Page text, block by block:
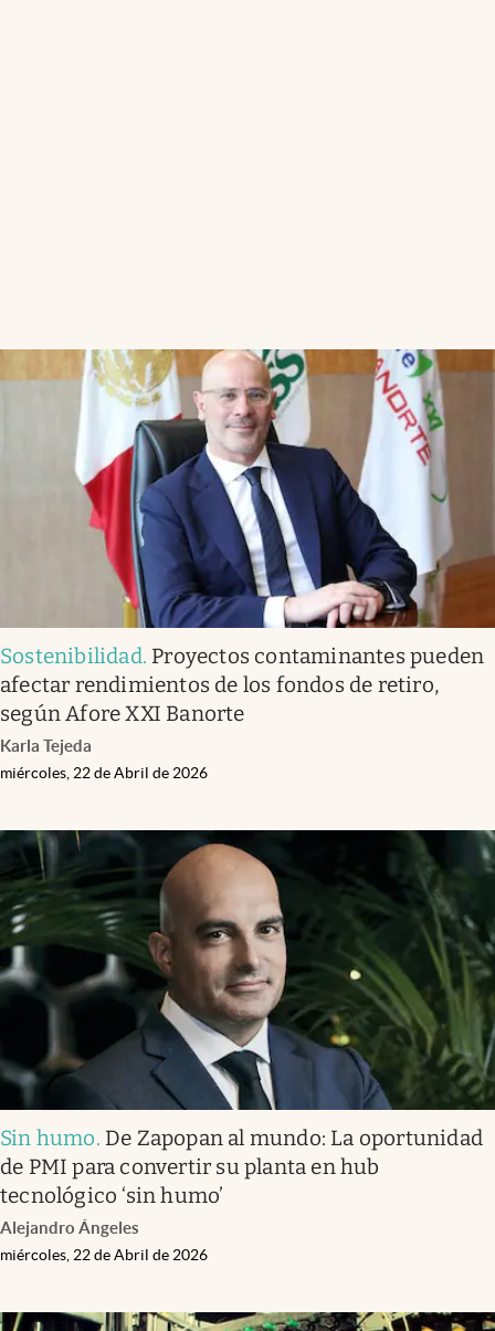
Sostenibilidad. Proyectos contaminantes pueden
afectar rendimientos de los fondos de retiro,
según Afore XXI Banorte
Karla Tejeda
miércoles, 22 de Abril de 2026
Sin humo. De Zapopan al mundo: La oportunidad
de PMI para convertir su planta en hub
tecnológico ‘sin humo’
Alejandro Ángeles
miércoles, 22 de Abril de 2026